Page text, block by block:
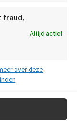
fraud,
Altijd actief
over deze
e-
voor